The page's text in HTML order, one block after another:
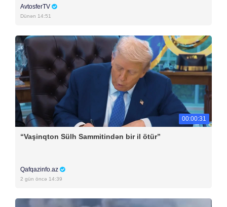
AvtosferTV
Dünən 14:51
00:00:31
“Vaşinqton Sülh Sammitindən bir il ötür”
Qafqazinfo.az
2 gün öncə 14:39